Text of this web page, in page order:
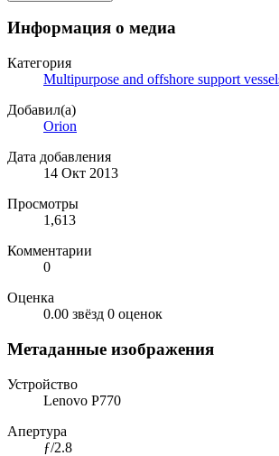
Информация о медиа
Категория
Multipurpose and offshore support
Добавил(а)
Orion
Дата добавления
14 Окт 2013
Просмотры
1,613
Комментарии
0
Оценка
0.00 звёзд 0 оценок
Метаданные изображения
Устройство
Lenovo P770
Апертура
ƒ/2.8